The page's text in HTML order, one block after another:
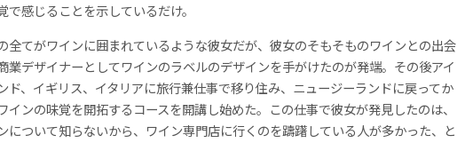
で感じることを示しているだけ。
全てがワインに囲まれているような彼女だが、彼女のそもそものワインとの出会
業デザイナーとしてワインのラベルのデザインを手がけたのが発端。その後アイ
ド、イギリス、イタリアに旅行兼仕事で移り住み、ニュージーランドに戻ってか
インの味覚を開拓するコースを開講し始めた。この仕事で彼女が発見したのは、
について知らないから、ワイン専門店に行くのを躊躇している人が多かった、と